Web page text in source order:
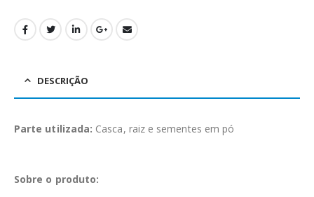
DESCRIÇÃO
Parte utilizada: Casca, raiz e sementes em pó
Sobre o produto: